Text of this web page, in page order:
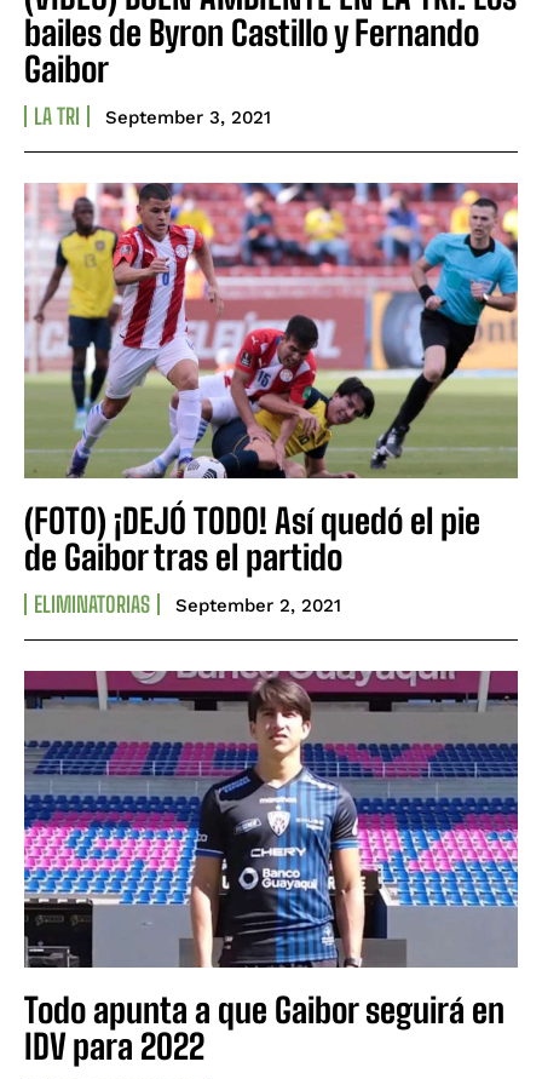
bailes de Byron Castillo y Fernando
Gaibor
LA TRI September 3, 2021
(FOTO) ¡DEJÓ TODO! Así quedó el pie
de Gaibor tras el partido
ELIMINATORIAS September 2, 2021
Todo apunta a que Gaibor seguirá en
IDV para 2022